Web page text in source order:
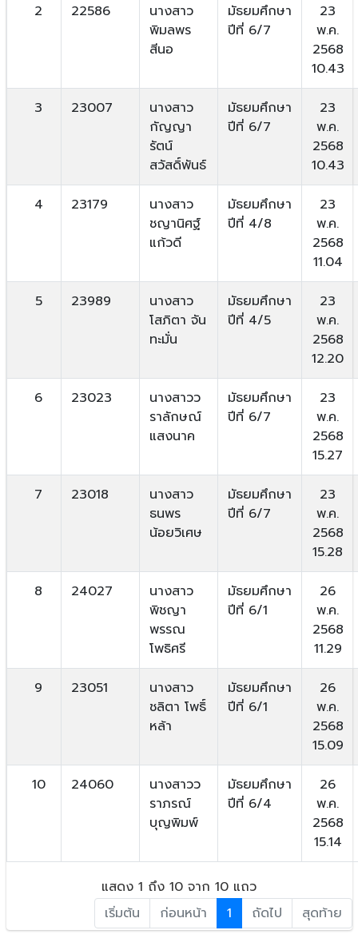
2 22586
นางสาว
พิมลพร
สีนอ
มัธยมศึกษา
ปีที่ 6/7
23
พ.ค.
2568
10.43
3 23007
นางสาว
กัญญา
รัตน์
สวัสดิ์พันธ์
มัธยมศึกษา
ปีที่ 6/7
23
พ.ค.
2568
10.43
4 23179
นางสาว
ชญานิศฐ์
แก้วดี
มัธยมศึกษา
ปีที่ 4/8
23
พ.ค.
2568
11.04
5 23989
นางสาว
โสภิตา จัน
ทะมั่น
มัธยมศึกษา
ปีที่ 4/5
23
พ.ค.
2568
12.20
6 23023
นางสาวว
ราลักษณ์
แสงนาค
มัธยมศึกษา
ปีที่ 6/7
23
พ.ค.
2568
15.27
7 23018
นางสาว
ธนพร
น้อยวิเศษ
มัธยมศึกษา
ปีที่ 6/7
23
พ.ค.
2568
15.28
8 24027
นางสาว
พิชญา
พรรณ
โพธิศรี
มัธยมศึกษา
ปีที่ 6/1
26
พ.ค.
2568
11.29
9 23051
นางสาว
ชลิตา โพธิ์
หล้า
มัธยมศึกษา
ปีที่ 6/1
26
พ.ค.
2568
15.09
10 24060
นางสาวว
ราภรณ์
บุญพิมพ์
มัธยมศึกษา
ปีที่ 6/4
26
พ.ค.
2568
15.14
แสดง 1 ถึง 10 จาก 10 แถว
เริ่มต้น
ก่อนหน้า 1 ถัดไป สุดท้าย